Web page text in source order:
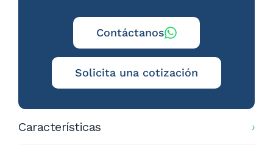
Contáctanos
Solicita una cotización
Características